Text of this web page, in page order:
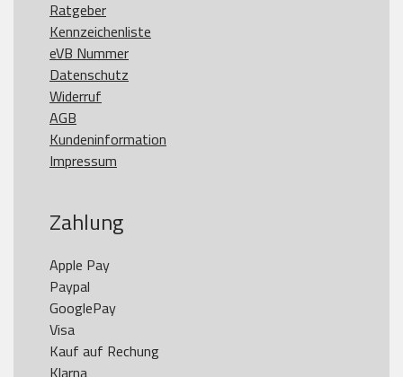
Ratgeber
Kennzeichenliste
eVB Nummer
Datenschutz
Widerruf
AGB
Kundeninformation
Impressum
Zahlung
Apple Pay
Paypal
GooglePay
Visa
Kauf auf Rechung
Klarna